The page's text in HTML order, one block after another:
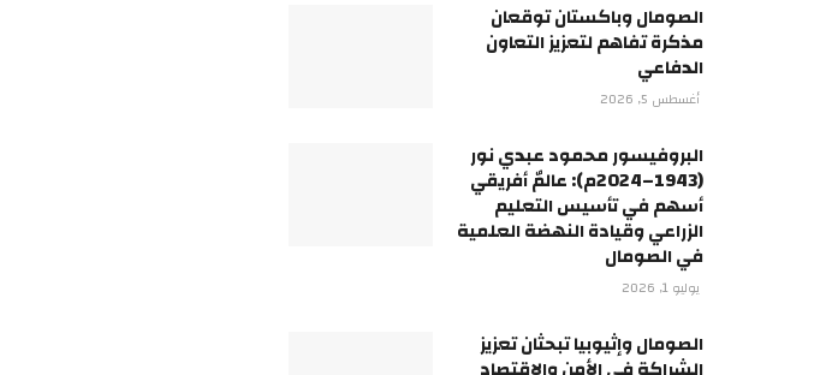
الصومال وباكستان توقعان
مذكرة تفاهم لتعزيز التعاون
الدفاعي
أغسطس 5, 2026
البروفيسور محمود عبدي نور
(1943–2024م): عالمٌ أفريقي
أسهم في تأسيس التعليم
الزراعي وقيادة النهضة العلمية
في الصومال
يوليو 1, 2026
الصومال وإثيوبيا تبحثان تعزيز